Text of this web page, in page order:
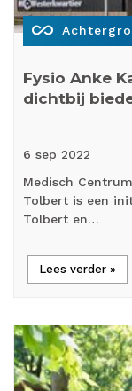
all_inclusive
Fysio Anke
dichtbij
6 sep 2022
Medisch
Tolbert is een
Tolbert en…
Lees verder »